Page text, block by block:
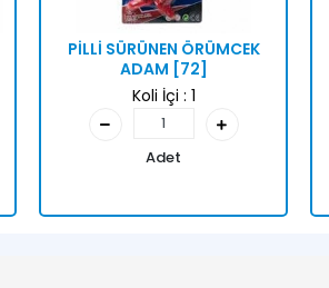
PİLLİ SÜRÜNEN ÖRÜMCEK
ADAM [72]
Koli İçi : 1
Adet